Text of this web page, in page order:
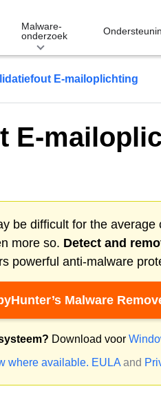
Malware-
onderzoek
E-mailoplichting
E-
be difficult for the
more so. Detect and
powerful anti-malware
Malware
Download voor
where available. EULA and